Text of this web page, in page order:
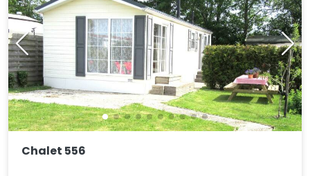
Chalet 556